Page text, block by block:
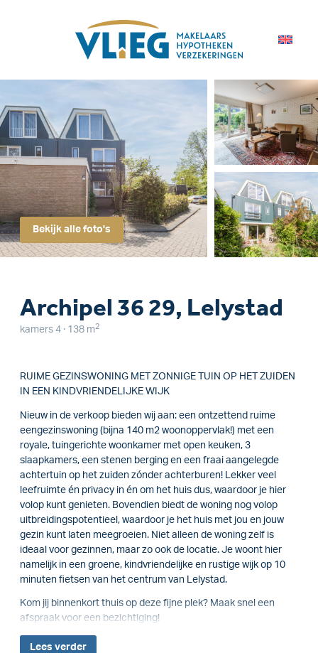
Bekijk alle foto's
Archipel 36 29, Lelystad
kamers 4 · 138 m 2
RUIME GEZINSWONING MET ZONNIGE TUIN OP HET ZUIDEN
IN EEN KINDVRIENDELIJKE WIJK
Nieuw in de verkoop bieden wij aan: een ontzettend ruime
eengezinswoning (bijna 140 m2 woonoppervlak!) met een
royale, tuingerichte woonkamer met open keuken, 3
slaapkamers, een stenen berging en een fraai aangelegde
achtertuin op het zuiden zónder achterburen! Lekker veel
leefruimte én privacy in én om het huis dus, waardoor je hier
volop kunt genieten. Bovendien biedt de woning nog volop
uitbreidingspotentieel, waardoor je het huis met jou en jouw
gezin kunt laten meegroeien. Niet alleen de woning zelf is
ideaal voor gezinnen, maar zo ook de locatie. Je woont hier
namelijk in een groene, kindvriendelijke en rustige wijk op 10
minuten fietsen van het centrum van Lelystad.
Kom jij binnenkort thuis op deze fijne plek? Maak snel een
afspraak voor een bezichtiging!
Lees verder